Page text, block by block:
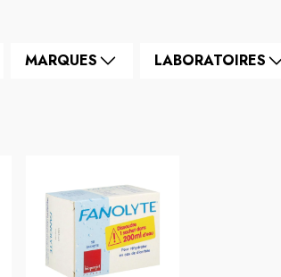
MARQUES LABORATOIRES